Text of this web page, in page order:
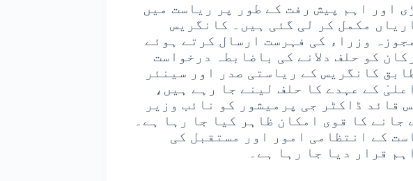
اور اہم پیش رفت کے طور پر ریاست میں
مکمل کر لی گئی ہیں۔ کانگریس
وزراء کی فہرست ارسال کرتے ہوئے
کو حلف دلانے کی باضابطہ درخواست
کانگریس کے ریاستی صدر اور سینئر
کے عہدے کا حلف لینے جا رہے ہیں،
قائد ڈاکٹر جی پرمیشور کو نائب وزیر
جانے کا قوی امکان ظاہر کیا جا رہا ہے۔
کے انتظامی امور اور مستقبل کی
قرار دیا جا رہا ہے۔